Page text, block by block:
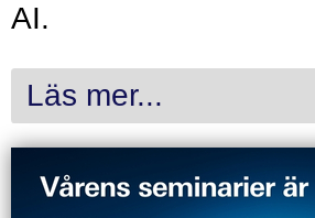
AI.
Läs mer...